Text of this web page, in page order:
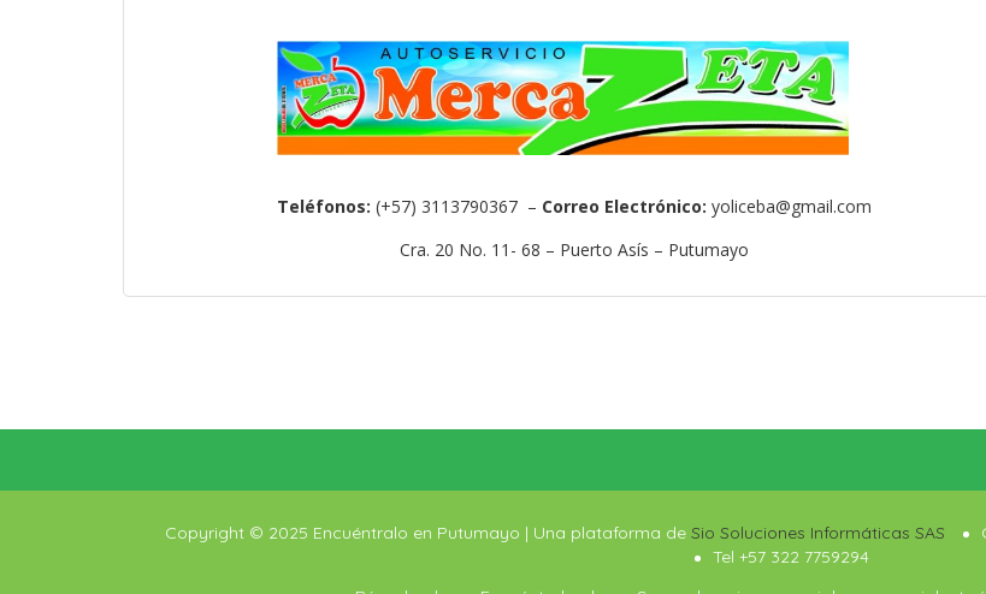
Teléfonos: (+57) 3113790367 – Correo Electrónico: yoliceba@gmail.com
Cra. 20 No. 11- 68 – Puerto Asís – Putumayo
Copyright © 2025 Encuéntralo en Putumayo | Una plataforma de Sio Soluciones Informáticas SAS
Tel +57 322 7759294